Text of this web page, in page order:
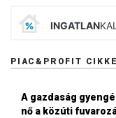
INGATLAN
PIAC&PROFIT
A gazdaság
nő a közúti